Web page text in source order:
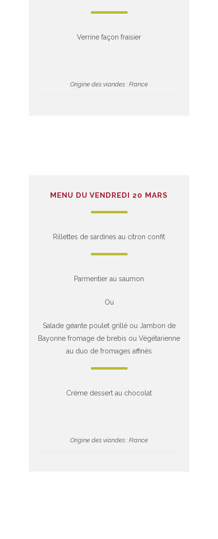
Verrine façon fraisier
Origine des viandes : France
MENU DU VENDREDI 20 MARS
Rillettes de sardines au citron confit
Parmentier au saumon
Ou
Salade géante poulet grillé ou Jambon de
Bayonne fromage de brebis ou Végétarienne
au duo de fromages affinés
Crème dessert au chocolat
Origine des viandes : France